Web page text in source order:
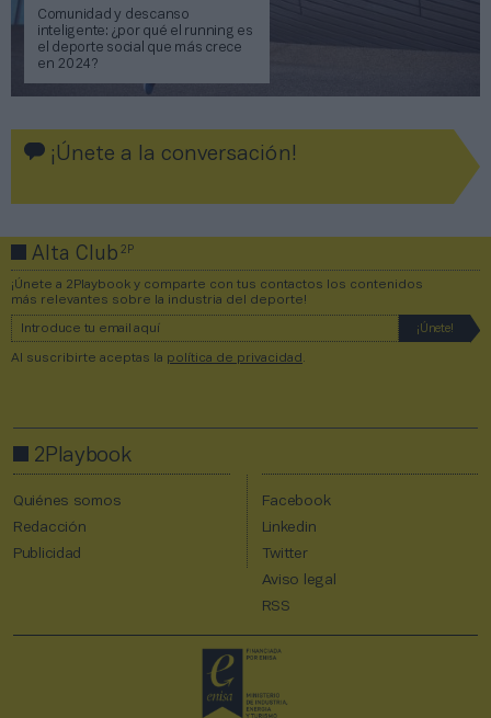
Comunidad y descanso
inteligente: ¿por qué el running es
el deporte social que más crece
en 2024?
¡Únete a la conversación!
Alta Club2P
¡Únete a 2Playbook y comparte con tus contactos los contenidos
más relevantes sobre la industria del deporte!
Al suscribirte aceptas la política de privacidad
2Playbook
Quiénes somos
Redacción
Publicidad
Facebook
Linkedin
Twitter
Aviso legal
RSS